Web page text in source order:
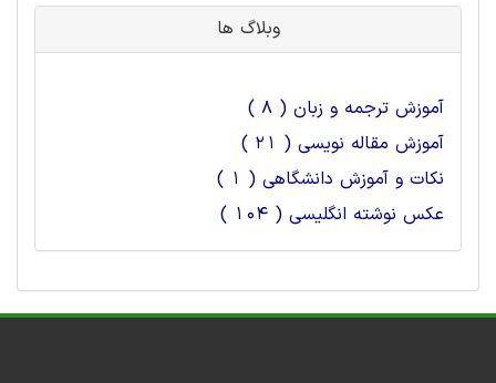
وبلاگ ها
آموزش ترجمه و زبان ( 8 )
آموزش مقاله نویسی ( 21 )
نکات و آموزش دانشگاهی ( 1 )
عکس نوشته انگلیسی ( 104 )